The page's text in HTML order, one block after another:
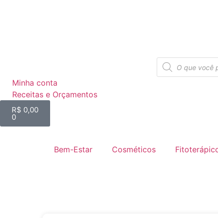
Minha conta
Receitas e Orçamentos
R$ 0,00
0
Bem-Estar Cosméticos